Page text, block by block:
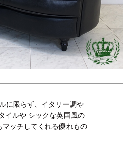
に限らず、イタリー調や
イルや シックな英国風の
マッチしてくれる優れもの